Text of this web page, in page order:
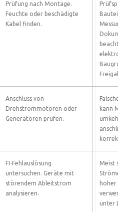
Prüfung nach Montage.
Feuchte oder beschädigte
Kabel finden.
Anschluss von
Drehstrommotoren oder
Generatoren prüfen.
kann
FI-Fehlauslösung
untersuchen. Geräte mit
störendem Ableitstrom
analysieren.
Meist
hoher
unter